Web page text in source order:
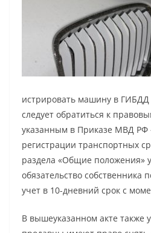
истрировать машину в ГИБДД
следует обратиться к
указанным в Приказе МВД РФ
регистрации транспортных
раздела «Общие положения»
обязательство собственника
учет в 10-дневний срок с
В вышеуказанном акте также